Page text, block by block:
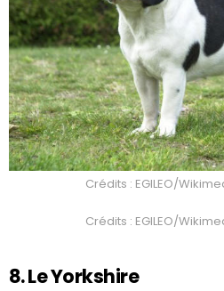
Crédits : EGILEO/
Crédits : EGILEO/
8. Le Yorkshire